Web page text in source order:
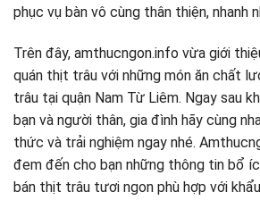
phục vụ bàn vô cùng thân thiện, nhanh
Trên đây, amthucngon.info vừa giới
quán thịt trâu với những món ăn chất
trâu tại quận Nam Từ Liêm. Ngay sau
bạn và người thân, gia đình hãy cùng
thức và trải nghiệm ngay nhé.
đem đến cho bạn những thông tin bổ
bán thịt trâu tươi ngon phù hợp với